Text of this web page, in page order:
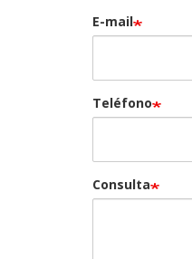
E-mail
Teléfono
Consulta